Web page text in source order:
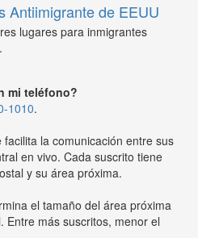
Antiimigrante de EEUU
lugares para inmigrantes
mi teléfono?
1010.
la comunicación entre sus
en vivo. Cada suscrito tiene
y su área próxima.
el tamaño del área próxima
Entre más suscritos, menor el